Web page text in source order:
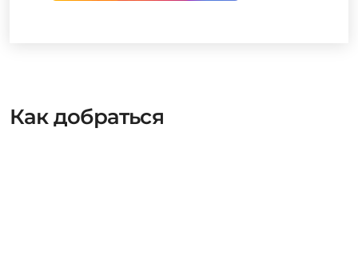
Как добраться